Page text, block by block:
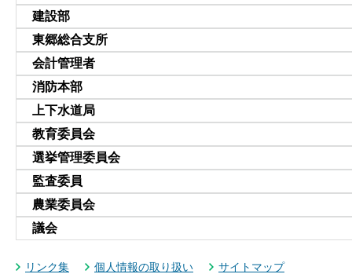
建設部
東郷総合支所
会計管理者
消防本部
上下水道局
教育委員会
選挙管理委員会
監査委員
農業委員会
議会
リンク集 個人情報の取り扱い サイトマップ